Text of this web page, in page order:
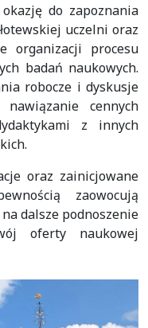
do zapoznania
uczelni oraz
organizacji procesu
badań naukowych.
robocze i dyskusje
cennych
z innych
oraz zainicjowane
zaowocują
dalsze podnoszenie
oferty naukowej